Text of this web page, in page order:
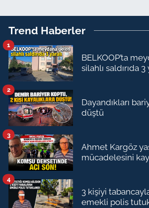
Trend Haberler
BELKOOP’ta
silahlı saldırıda 3
1
Dayandıkları
düştü
2
Ahmet Kargöz
mücadelesini
3
3 kişiyi
emekli polis
4